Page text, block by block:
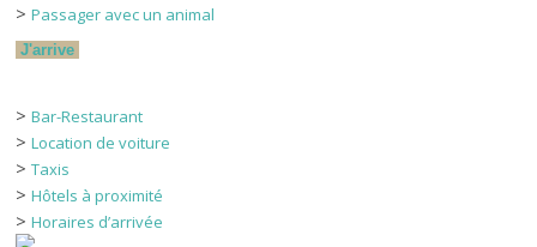
>Passager avec un animal
J'arrive
>Bar-Restaurant
>Location de voiture
>Taxis
>Hôtels à proximité
>Horaires d’arrivée